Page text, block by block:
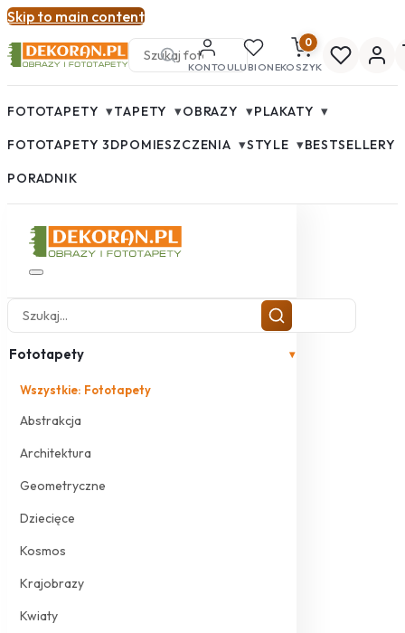
Skip to main content
KONTOULUBIONE
0
KOSZYK
FOTOTAPETY ▾TAPETY ▾OBRAZY ▾PLAKATY ▾
FOTOTAPETY 3DPOMIESZCZENIA ▾STYLE ▾BESTSELLERY
PORADNIK
Fototapety ▾
Wszystkie: Fototapety
Abstrakcja
Architektura
Geometryczne
Dziecięce
Kosmos
Krajobrazy
Kwiaty